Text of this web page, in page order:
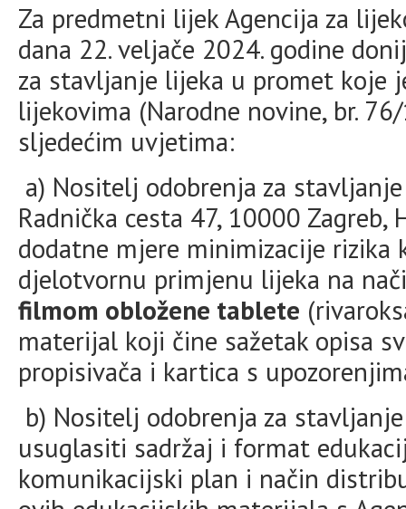
Za predmetni lijek Agencija za
dana 22. veljače 2024. godine
za stavljanje lijeka u promet koje
lijekovima (Narodne novine, br.
sljedećim uvjetima:
a) Nositelj odobrenja za
Radnička cesta 47, 10000
dodatne mjere minimizacije rizika
djelotvornu primjenu lijeka na
filmom obložene tablete
materijal koji čine sažetak opisa
propisivača i kartica s
b) Nositelj odobrenja za
usuglasiti sadržaj i format
komunikacijski plan i način